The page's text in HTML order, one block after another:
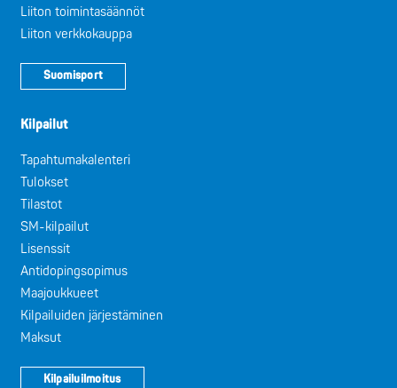
Liiton toimintasäännöt
Liiton verkkokauppa
Suomisport
Kilpailut
Tapahtumakalenteri
Tulokset
Tilastot
SM-kilpailut
Lisenssit
Antidopingsopimus
Maajoukkueet
Kilpailuiden järjestäminen
Maksut
Kilpailuilmoitus